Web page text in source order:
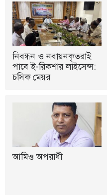
নিবন্ধন ও নবায়নকৃতরাই
পাবে ই-রিকশার লাইসেন্স:
চসিক মেয়র
আমিও অপরাধী